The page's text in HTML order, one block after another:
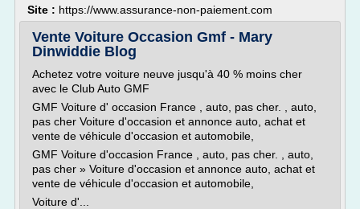
Site : https://www.assurance-non-paiement.com
Vente Voiture Occasion Gmf - Mary
Dinwiddie Blog
Achetez votre voiture neuve jusqu'à 40 % moins cher
avec le Club Auto GMF
GMF Voiture d' occasion France , auto, pas cher. , auto,
pas cher Voiture d'occasion et annonce auto, achat et
vente de véhicule d'occasion et automobile,
GMF Voiture d'occasion France , auto, pas cher. , auto,
pas cher » Voiture d'occasion et annonce auto, achat et
vente de véhicule d'occasion et automobile,
Voiture d'...